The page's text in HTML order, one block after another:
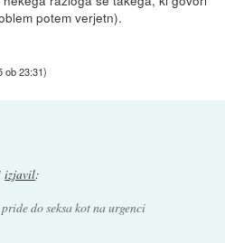
potem verjetn).
ob 23:31)
izjavil:
do seksa kot na urgenci